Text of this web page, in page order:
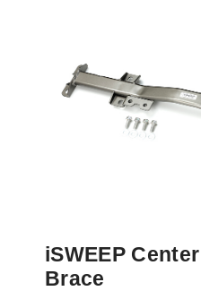
iSWEEP
Brace